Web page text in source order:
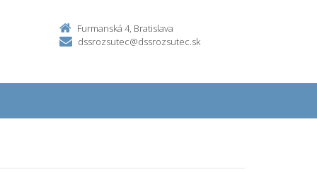
Furmanská 4, Bratislava
dssrozsutec@dssrozsutec.sk